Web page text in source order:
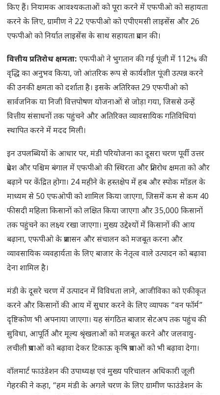
किए हैं। नियामक आवश्यकताओं को पूरा करने में एफपीओ को सहायता
करने के लिए, ग्रामीण ने 22 एफपीओ को एपीएमसी लाइसेंस और 26
एफपीओ को निर्यात लाइसेंस के साथ सहायता प्रदान की।
वित्तीय प्रतिरोध क्षमता: एफपीओ ने भुगतान की गई पूंजी में 112% की
वृद्धि का अनुभव किया, जो आंतरिक रूप से कार्यशील पूंजी उत्पन्न करने
की उनकी क्षमता को दर्शाता है। इसके अतिरिक्त 29 एफपीओ को
सार्वजनिक या निजी वित्तपोषण योजनाओं से जोड़ा गया, जिससे उन्हें
वित्तीय संसाधनों तक पहुंचने और अतिरिक्त व्यावसायिक गतिविधियां
स्थापित करने में मदद मिली।
इन उपलब्धियों के आधार पर, मंडी परियोजना का दूसरा चरण पूर्वी उत्तर
प्रदेश और पश्चिम बंगाल में एफपीओ की स्थिरता और प्रतिरोध क्षमता को और
बढ़ाने पर केंद्रित होगा। 24 महीने के हस्तक्षेप में हब और स्पोक मॉडल के
माध्यम से 50 एफओपी को शामिल किया जाएगा, जिसमें कम से कम 40
फीसदी महिला किसानों को लक्षित किया जाएगा और 35,000 किसानों
तक पहुंचने का लक्ष्य रखा जाएगा। मुख्य उद्देश्यों में किसानों की आय
बढ़ाना, एफपीओ के प्रशासन और संचालन को मजबूत करना और
व्यावसायिक व्यवहार्यता के लिए बाजार के नेतृत्व वाले उत्पादन को बढ़ावा
देना शामिल है।
मंडी के दूसरे चरण में उत्पादन में विविधता लाने, आजीविका को एकीकृत
करने और किसानों की आय में सुधार करने के लिए व्यापक “वन फॉर्म”
दृष्टिकोण भी अपनाया जाएगा। यह संगठित बाजार सेटअप तक पहुंच की
सुविधा, आपूर्ति और मूल्य श्रृंखलाओं को मजबूत करने और जलवायु-
लचीली प्रथाओं को बढ़ावा देकर टिकाऊ कृषि प्रथाओं को भी बढ़ावा देगा।
वॉलमार्ट फाउंडेशन की उपाध्यक्ष एवं मुख्य परिचालन अधिकारी जूली
गेहरकी ने कहा, “हम मंडी के अगले चरण के लिए ग्रामीण फाउंडेशन के